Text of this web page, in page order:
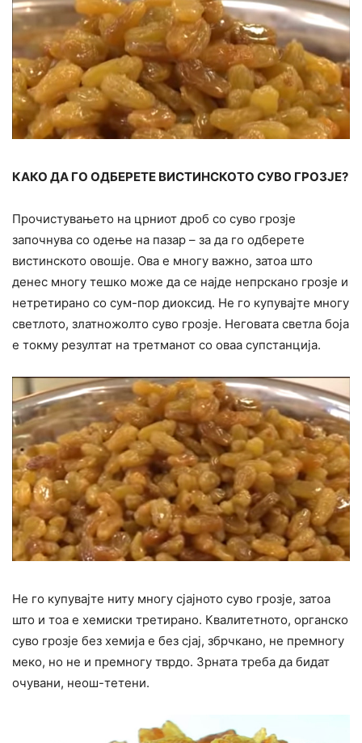
КАКО ДА ГО ОДБЕРЕТЕ ВИСТИНСКОТО СУВО ГРОЗЈЕ?
Прочистувањето на црниот дроб со суво грозје
започнува со одење на пазар – за да го одберете
вистинското овошје. Ова е многу важно, затоа што
денес многу тешко може да се најде непрскано грозје и
нетретирано со сум-пор диоксид. Не го купувајте многу
светлото, златножолто суво грозје. Неговата светла боја
е токму резултат на третманот со оваа супстанција.
Не го купувајте ниту многу сјајното суво грозје, затоа
што и тоа е хемиски третирано. Квалитетното, органско
суво грозје без хемија е без сјај, збрчкано, не премногу
меко, но не и премногу тврдо. Зрната треба да бидат
очувани, неош-тетени.